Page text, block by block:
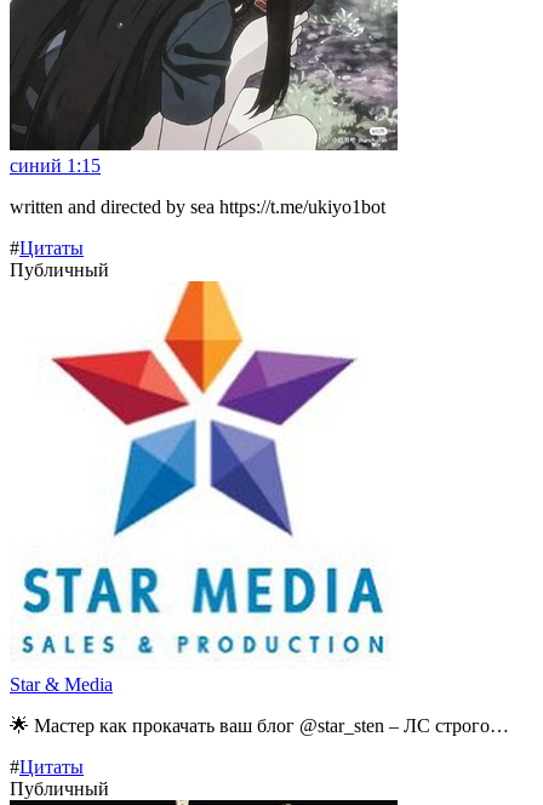
синий 1:15
written and directed by sea https://t.me/ukiyo1bot
#Цитаты
Публичный
Star & Media
🌟 Мастер как прокачать ваш блог @star_sten – ЛС строго…
#Цитаты
Публичный